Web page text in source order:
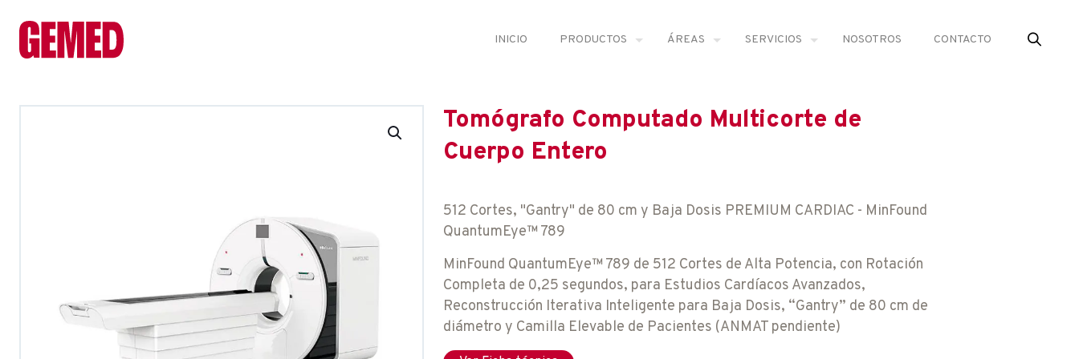
INICIO PRODUCTOS ÁREAS SERVICIOS NOSOTROS CONTACTO
Tomógrafo Computado Multicorte de
Cuerpo Entero
512 Cortes, "Gantry" de 80 cm y Baja Dosis PREMIUM CARDIAC - MinFound
QuantumEye™ 789
MinFound QuantumEye™ 789 de 512 Cortes de Alta Potencia, con Rotación
Completa de 0,25 segundos, para Estudios Cardíacos Avanzados,
Reconstrucción Iterativa Inteligente para Baja Dosis, “Gantry” de 80 cm de
diámetro y Camilla Elevable de Pacientes (ANMAT pendiente)